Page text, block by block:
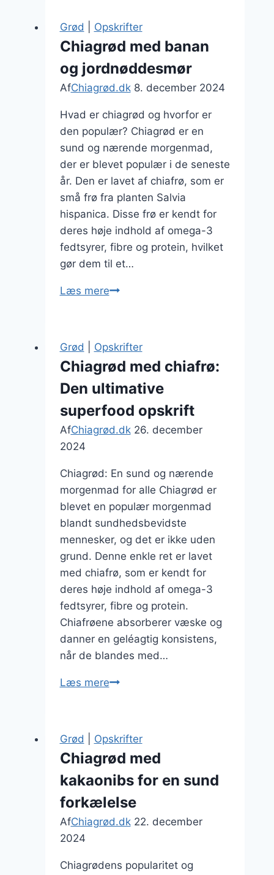
frugter
granatæble
Grød Opskrifter
Chiagrød med banan
og jordnøddesmør
AfChiagrød.dk 8. december 2024
Hvad er chiagrød og hvorfor er
den populær? Chiagrød er en
sund og nærende morgenmad,
der er blevet populær i de seneste
år. Den er lavet af chiafrø, som er
små frø fra planten Salvia
hispanica. Disse frø er kendt for
deres høje indhold af omega-3
fedtsyrer, fibre og protein, hvilket
gør dem til et…
Læs mereChiagrød
og
Grød Opskrifter
Chiagrød med chiafrø:
Den ultimative
superfood opskrift
AfChiagrød.dk 26. december
2024
Chiagrød: En sund og nærende
morgenmad for alle Chiagrød er
blevet en populær morgenmad
blandt sundhedsbevidste
mennesker, og det er ikke uden
grund. Denne enkle ret er lavet
med chiafrø, som er kendt for
deres høje indhold af omega-3
fedtsyrer, fibre og protein.
Chiafrøene absorberer væske og
danner en geléagtig konsistens,
når de blandes med…
Læs mereChiagrød
Den
superfood
opskrift
Grød Opskrifter
Chiagrød med
kakaonibs for en sund
forkælelse
AfChiagrød.dk 22. december
2024
Chiagrødens popularitet og